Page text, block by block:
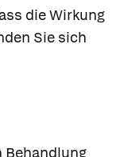
die Wirkung
Sie sich
Behandlung